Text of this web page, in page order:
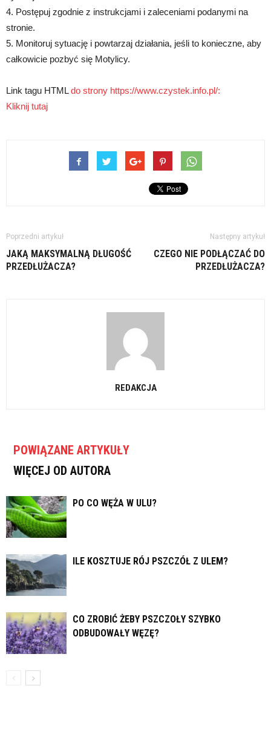
4. Postępuj zgodnie z instrukcjami i zaleceniami podanymi na
stronie.
5. Monitoruj sytuację i powtarzaj działania, jeśli to konieczne, aby
całkowicie pozbyć się Motylicy.
Link tagu HTMLdo strony https://www.czystek.info.pl/:
Kliknij tutaj
Poprzedni artykuł
JAKĄ MAKSYMALNĄ DŁUGOŚĆ
PRZEDŁUŻACZA?
Następny artykuł
CZEGO NIE PODŁĄCZAĆ DO
PRZEDŁUŻACZA?
REDAKCJA
POWIĄZANE ARTYKUŁY
WIĘCEJ OD AUTORA
PO CO WĘŻA W ULU?
ILE KOSZTUJE RÓJ PSZCZÓŁ Z ULEM?
CO ZROBIĆ ŻEBY PSZCZOŁY SZYBKO
ODBUDOWAŁY WĘZĘ?